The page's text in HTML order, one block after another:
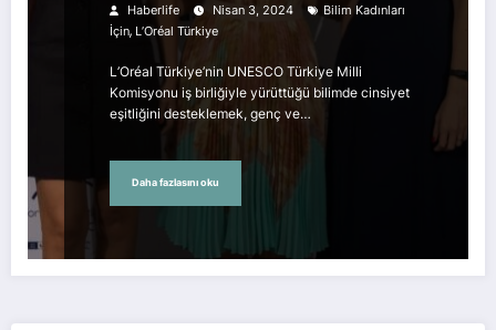
Haberlife Nisan 3, 2024
Bilim Kadınları
İçin, L’Oréal Türkiye
L’Oréal Türkiye’nin UNESCO Türkiye Milli
Komisyonu iş birliğiyle yürüttüğü bilimde cinsiyet
eşitliğini desteklemek, genç ve…
Daha fazlasını oku